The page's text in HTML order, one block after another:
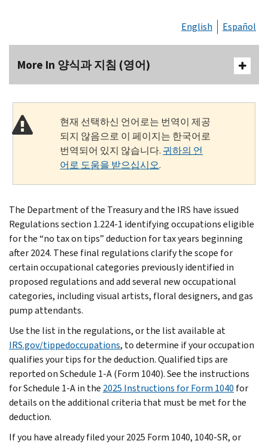
English Español
More In 양식과 지침 (영어)
현재 선택하신 언어로는 번역이 제공
되지 않음으로 이 페이지는 한국어로
번역되어 있지 않습니다. 귀하의 언
어로 도움을 받으십시오.
The Department of the Treasury and the IRS have issued
Regulations section 1.224-1 identifying occupations eligible
for the “no tax on tips” deduction for tax years beginning
after 2024. These final regulations clarify the scope for
certain occupational categories previously identified in
proposed regulations and add several new occupational
categories, including visual artists, floral designers, and gas
pump attendants.
Use the list in the regulations, or the list available at
IRS.gov/tippedoccupations, to determine if your occupation
qualifies your tips for the deduction. Qualified tips are
reported on Schedule 1-A (Form 1040). See the instructions
for Schedule 1-A in the 2025 Instructions for Form 1040 for
details on the additional criteria that must be met for the
deduction.
If you have already filed your 2025 Form 1040, 1040-SR, or